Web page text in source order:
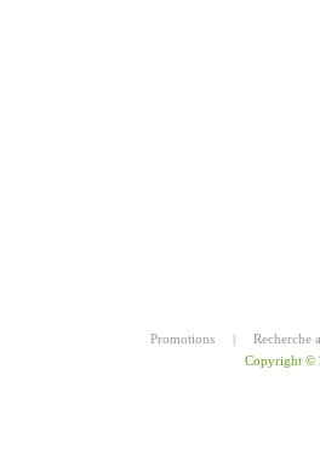
Promotions |
Recherche
Copyright ©